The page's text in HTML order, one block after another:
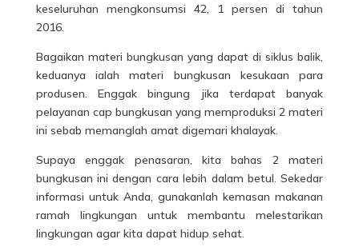
keseluruhan mengkonsumsi 42, 1 persen di tahun
2016.
Bagaikan materi bungkusan yang dapat di siklus balik,
keduanya ialah materi bungkusan kesukaan para
produsen. Enggak bingung jika terdapat banyak
pelayanan cap bungkusan yang memproduksi 2 materi
ini sebab memanglah amat digemari khalayak.
Supaya enggak penasaran, kita bahas 2 materi
bungkusan ini dengan cara lebih dalam betul. Sekedar
informasi untuk Anda, gunakanlah kemasan makanan
ramah lingkungan untuk membantu melestarikan
lingkungan agar kita dapat hidup sehat.